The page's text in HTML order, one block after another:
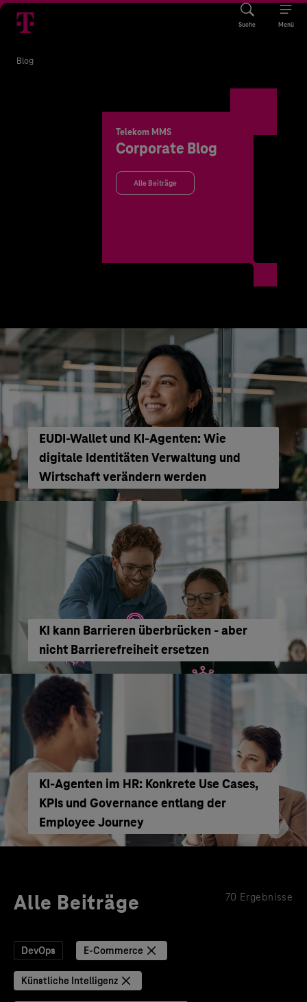
Suche Menü
Blog
Telekom MMS
Corporate Blog
Alle Beiträge
EUDI-Wallet und KI-Agenten: Wie
digitale Identitäten Verwaltung und
Wirtschaft verändern werden
KI kann Barrieren überbrücken - aber
nicht Barrierefreiheit ersetzen
KI‑Agenten im HR: Konkrete Use Cases,
KPIs und Governance entlang der
Employee Journey
Alle Beiträge 70 Ergebnisse
DevOps E-Commerce
Künstliche Intelligenz